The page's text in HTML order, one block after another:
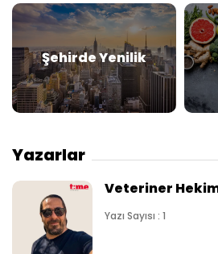
Şehirde Yenilik
Yazarlar
Veteriner
Yazı Sayısı : 1